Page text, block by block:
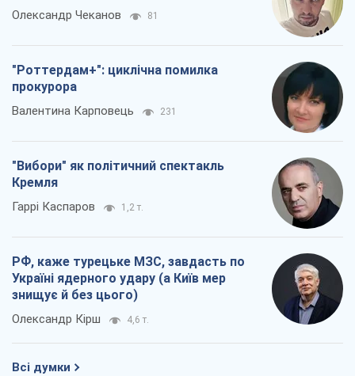
Олександр Чеканов 81
"Роттердам+": циклічна помилка
прокурора
Валентина Карповець 231
"Вибори" як політичний спектакль
Кремля
Гаррі Каспаров 1,2 т.
РФ, каже турецьке МЗС, завдасть по
Україні ядерного удару (а Київ мер
знищує й без цього)
Олександр Кірш 4,6 т.
Всі думки